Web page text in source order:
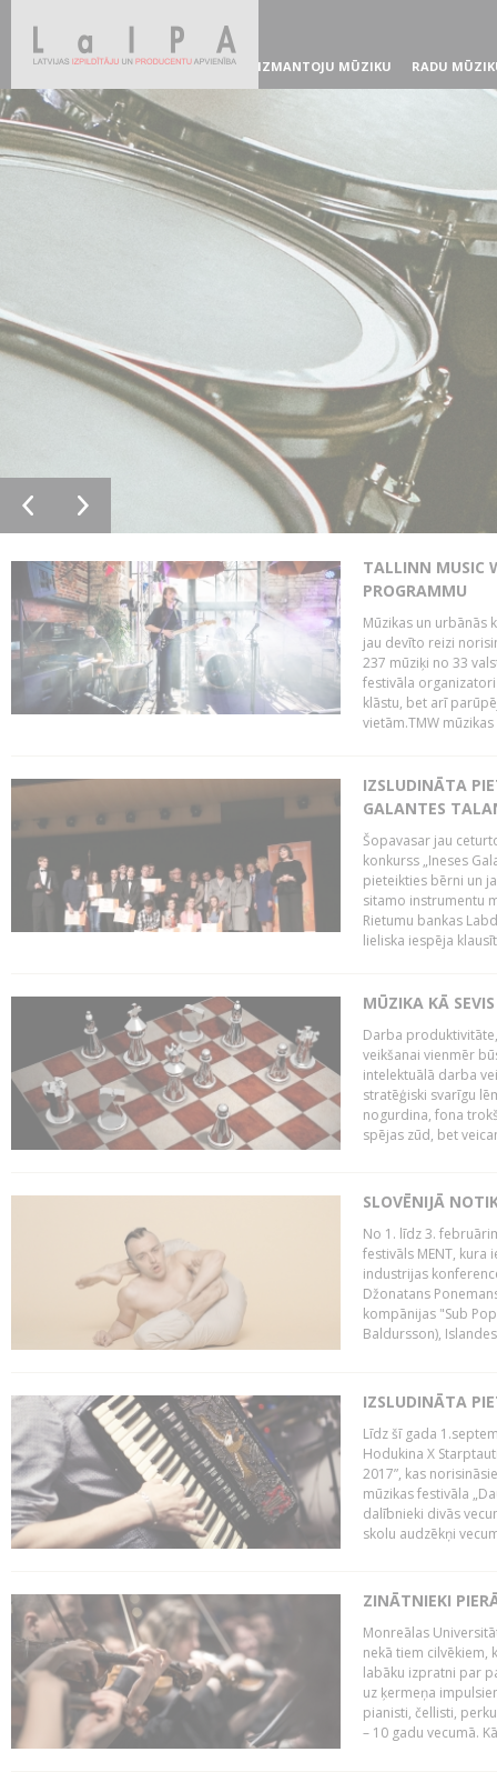
IZMANTOJU MŪZIKU RADU
TALLINN MUSIC
PROGRAMMU
Mūzikas un urbānās
jau devīto reizi
237 mūziķi no 33
festivāla
klāstu, bet arī
vietām.TMW
IZSLUDINĀTA
GALANTES
Šopavasar jau
konkurss „Ineses
pieteikties bērni un
sitamo instrumentu
Rietumu bankas
lieliska iespēja
MŪZIKA KĀ
Darba
veikšanai vienmēr
intelektuālā darba
stratēģiski svarīgu
nogurdina, fona
spējas zūd, bet
SLOVĒNIJĀ
No 1. līdz 3.
festivāls MENT, kura
industrijas
Džonatans
kompānijas "Sub
Baldursson),
IZSLUDINĀTA
Līdz šī gada
Hodukina X
2017”, kas
mūzikas festivāla
dalībnieki divās
skolu audzēkņi
ZINĀTNIEKI
Monreālas
nekā tiem cilvēkiem,
labāku izpratni par
uz ķermeņa
pianisti, čellisti,
– 10 gadu vecumā.